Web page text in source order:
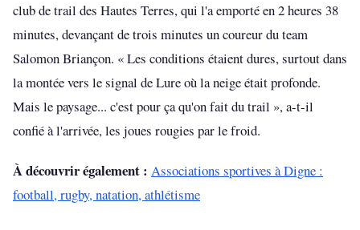
club de trail des Hautes Terres, qui l'a emporté en 2 heures 38
minutes, devançant de trois minutes un coureur du team
Salomon Briançon. « Les conditions étaient dures, surtout dans
la montée vers le signal de Lure où la neige était profonde.
Mais le paysage... c'est pour ça qu'on fait du trail », a-t-il
confié à l'arrivée, les joues rougies par le froid.
À découvrir également : Associations sportives à Digne :
football, rugby, natation, athlétisme